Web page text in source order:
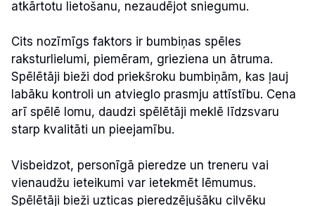
atkārtotu lietošanu, nezaudējot sniegumu.
Cits nozīmīgs faktors ir bumbiņas spēles
raksturlielumi, piemēram, grieziena un ātruma.
Spēlētāji bieži dod priekšroku bumbiņām, kas ļauj
labāku kontroli un atvieglo prasmju attīstību. Cena
arī spēlē lomu, daudzi spēlētāji meklē līdzsvaru
starp kvalitāti un pieejamību.
Visbeidzot, personīgā pieredze un treneru vai
vienaudžu ieteikumi var ietekmēt lēmumus.
Spēlētāji bieži uzticas pieredzējušāku cilvēku